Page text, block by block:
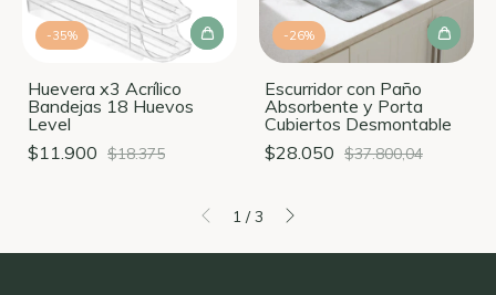
-35%
Huevera x3 Acrílico
Bandejas 18 Huevos
Level
$11.900 $18.375
-26%
Escurridor con Paño
Absorbente y Porta
Cubiertos Desmontable
$28.050 $37.800,04
1 / 3